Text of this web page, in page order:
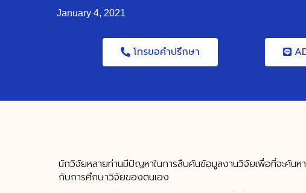
January 4, 2021
โทรขอคำปรึกษา
นักวิจัยหลายท่านมีปัญหาในการสืบค้นข้อมูลงานวิจัยเพื่อที่จะค้นห
กับการศึกษาวิจัยของตนเอง